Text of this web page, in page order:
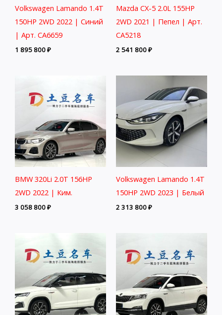
Volkswagen Lamando 1.4T
150HP 2WD 2022 | Синий
| Арт. CA6659
1 895 800₽
Mazda CX-5 2.0L 155HP
2WD 2021 | Пепел | Арт.
CA5218
2 541 800₽
BMW 320Li 2.0T 156HP
2WD 2022 | Ким.
3 058 800₽
Volkswagen Lamando 1.4T
150HP 2WD 2023 | Белый
2 313 800₽